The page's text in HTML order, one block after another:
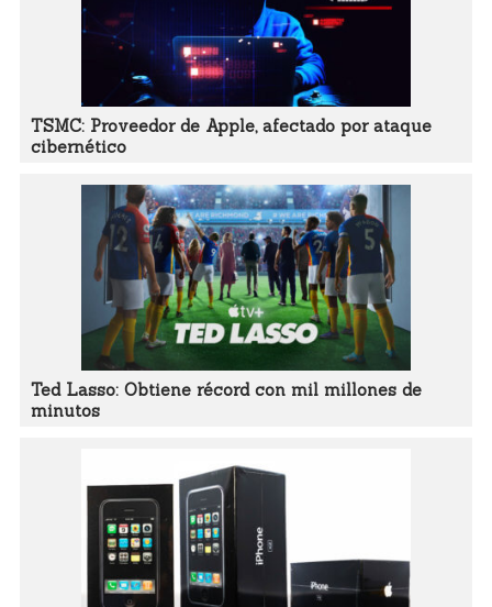
TSMC: Proveedor de Apple, afectado por ataque
cibernético
Ted Lasso: Obtiene récord con mil millones de
minutos